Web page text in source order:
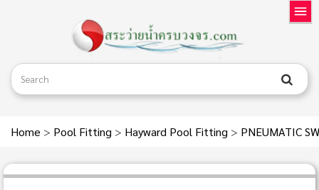
Home > Pool Fitting > Hayward Pool Fitting > PNEUMATIC